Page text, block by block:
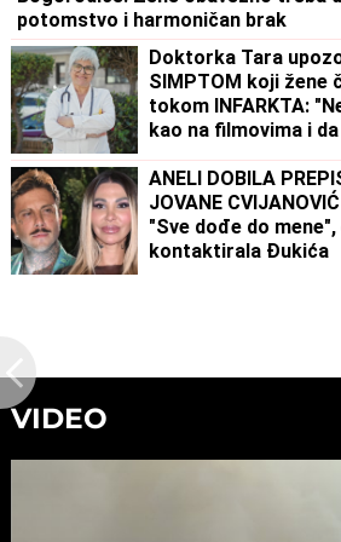
potomstvo i harmoničan brak
Doktorka Tara
SIMPTOM koji žene
tokom INFARKTA:
kao na filmovima i
grudima"
ANELI DOBILA
JOVANE
"Sve dođe do
kontaktirala Đukića
VIDEO